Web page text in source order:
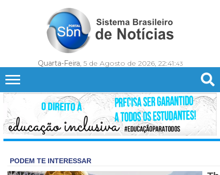
Quarta-Feira, 5 de Agosto de 2026, 22:41:46